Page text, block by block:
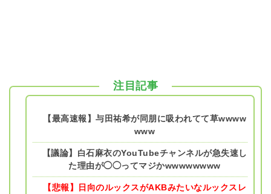
注目記事
【最高速報】与田祐希が同朋に吸われてて草wwww
www
【議論】白石麻衣のYouTubeチャンネルが急失速し
た理由が◯◯ってマジかwwwwwwww
【悲報】日向のルックスがAKBみたいなルックスレ